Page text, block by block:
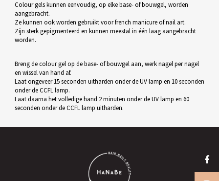
Colour gels kunnen eenvoudig, op elke base- of bouwgel, worden
aangebracht.
Ze kunnen ook worden gebruikt voor french manicure of nail art.
Zijn sterk gepigmenteerd en kunnen meestal in één laag aangebracht
worden.
Breng de colour gel op de base- of bouwgel aan, werk nagel per nagel
en wissel van hand af.
Laat ongeveer 15 seconden uitharden onder de UV lamp en 10 seconden
onder de CCFL lamp.
Laat daarna het volledige hand 2 minuten onder de UV lamp en 60
seconden onder de CCFL lamp uitharden.